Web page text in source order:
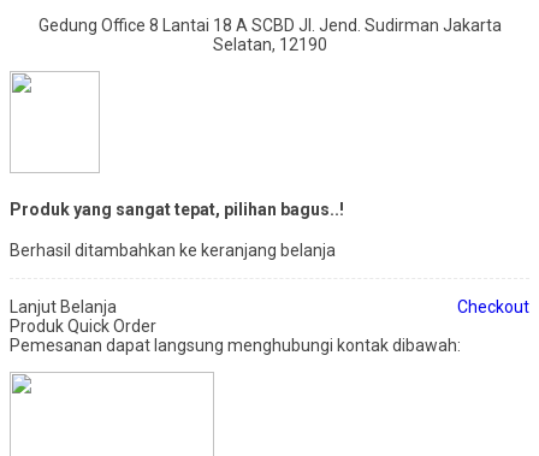
Gedung Office 8 Lantai 18 A SCBD Jl. Jend. Sudirman Jakarta
Selatan, 12190
Produk yang sangat tepat, pilihan bagus..!
Berhasil ditambahkan ke keranjang belanja
Lanjut Belanja
Checkout
Produk Quick Order
Pemesanan dapat langsung menghubungi kontak dibawah: